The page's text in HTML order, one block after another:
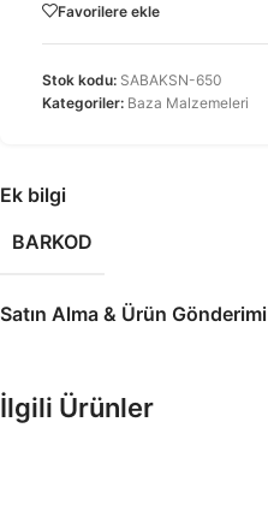
Favorilere ekle
Stok kodu: SABAKSN-650
Kategoriler: Baza Malzemeleri
Ek bilgi
BARKOD
Satın Alma & Ürün Gönderimi
İlgili Ürünler